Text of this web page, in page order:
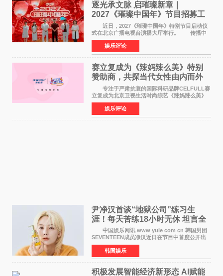
逐光承文脉 启璀璨新章｜
2027《璀璨中国年》节目招募工
作圆满启动
近日，2027《璀璨中国年》特别节目启动仪
式在北京广播电视台演播大厅举行。 传播中
华优秀传统文化，弘扬纯正国风艺术，打造高规
格、高质感、正能量的文艺盛典，是璀璨中国年
矢志不渝的初心
娱乐评论
赛立复成为《辣妈辣么美》特别
赞助商，共探当代女性由内而外
活力美
专注于严肃抗衰的国际科研品牌CELFULL赛
立复成为北京卫视生活时尚综艺《辣妈辣么美》
的特别赞助商,明星辣妈袁咏仪倾情参与，向广大
都市女性传递健康生活新主张，寄语当代女性在
家庭与自我之间
娱乐评论
尹净汉首谈“地狱公司”练习生
涯！每天苦练18小时无休 坦言全
靠成员撑过来
中国娱乐网讯 www yule com cn 韩国男团
SEVENTEEN成员净汉近日在节目中首度公开出
道前的残酷练习生经历，并提及经纪公司Pledis
娱乐，引发广泛关注。 在8月2日播出的日本
TBS综艺节目《周
韩国娱乐
积极发展智能经济新形态 Al赋能